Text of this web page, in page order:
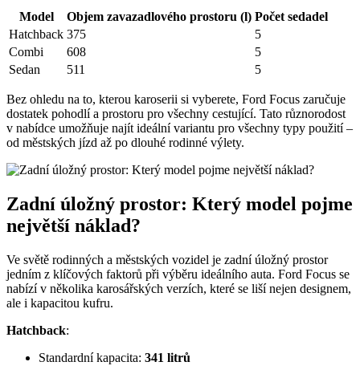
Model Objem zavazadlového prostoru (l) Počet sedadel
Hatchback 375
5
Combi
608
5
Sedan
511 5
Bez ohledu na to, kterou karoserii si vyberete, Ford Focus zaručuje
dostatek pohodlí a prostoru pro všechny cestující. Tato různorodost
v nabídce umožňuje najít ideální variantu pro všechny typy použití –
od městských jízd až po dlouhé rodinné výlety.
Zadní úložný prostor: Který model pojme
největší náklad?
Ve světě rodinných a městských vozidel je zadní úložný prostor
jedním z klíčových faktorů při výběru ideálního auta. Ford Focus se
nabízí v několika karosářských verzích, které se liší nejen designem,
ale i kapacitou kufru.
Hatchback:
Standardní kapacita: 341 litrů